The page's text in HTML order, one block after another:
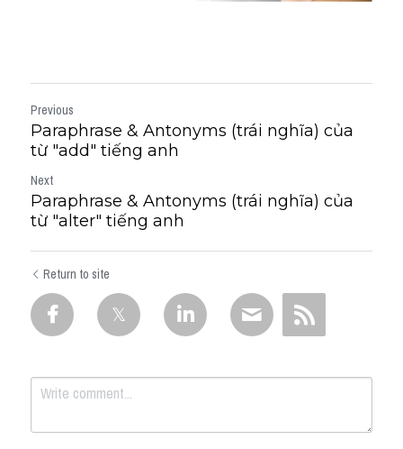
Previous
Paraphrase & Antonyms (trái nghĩa) của
từ "add" tiếng anh
Next
Paraphrase & Antonyms (trái nghĩa) của
từ "alter" tiếng anh
Return to site